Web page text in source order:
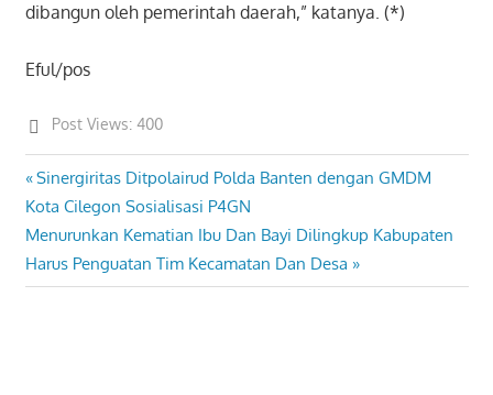
dibangun oleh pemerintah daerah,” katanya. (*)
Eful/pos
Post Views: 400
Post
navigation
Previous
Post:
Sinergiritas Ditpolairud Polda Banten dengan GMDM
Kota Cilegon Sosialisasi P4GN
Next
Post:
Menurunkan Kematian Ibu Dan Bayi Dilingkup Kabupaten
Harus Penguatan Tim Kecamatan Dan Desa